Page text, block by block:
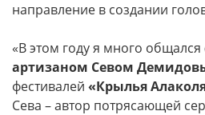
направление в создании
«В этом году я много общался
артизаном Севом
фестивалей «Крылья
Сева – автор потрясающей